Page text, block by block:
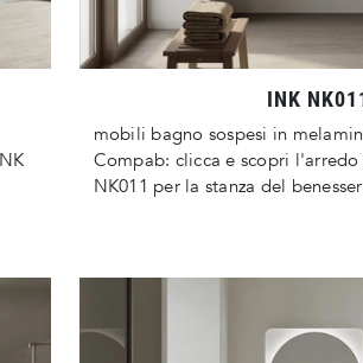
INK
mobili bagno sospesi in
Compab: clicca e scopri
NK011 per la stanza del